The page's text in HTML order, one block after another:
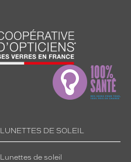
LUNETTES DE SOLEIL
Lunettes de soleil